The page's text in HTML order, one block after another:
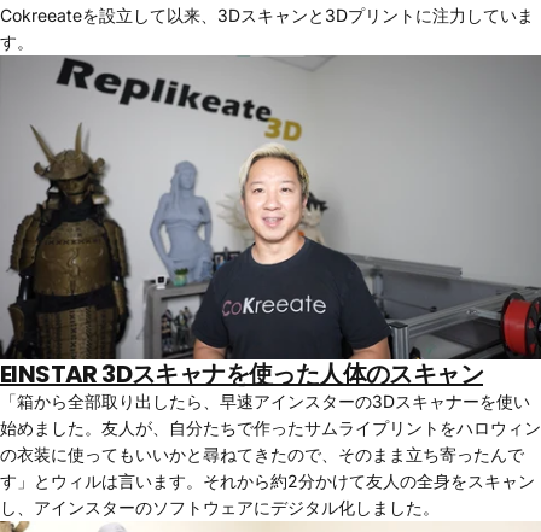
Cokreeateを設立して以来、3Dスキャンと3Dプリントに注力していま
す。
EINSTAR 3Dスキャナを使った人体のスキャン
「箱から全部取り出したら、早速アインスターの3Dスキャナーを使い
始めました。友人が、自分たちで作ったサムライプリントをハロウィン
の衣装に使ってもいいかと尋ねてきたので、そのまま立ち寄ったんで
す」とウィルは言います。それから約2分かけて友人の全身をスキャン
し、アインスターのソフトウェアにデジタル化しました。